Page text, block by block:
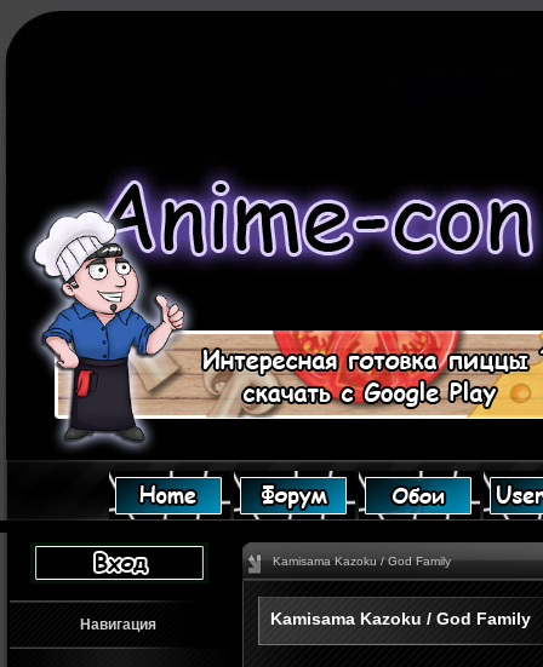
Навигация
Kamisama Kazoku / God Family
Kamisama Kazoku / God Family